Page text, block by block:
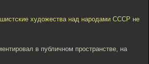
художества над народами СССР не
в публичном пространстве, на